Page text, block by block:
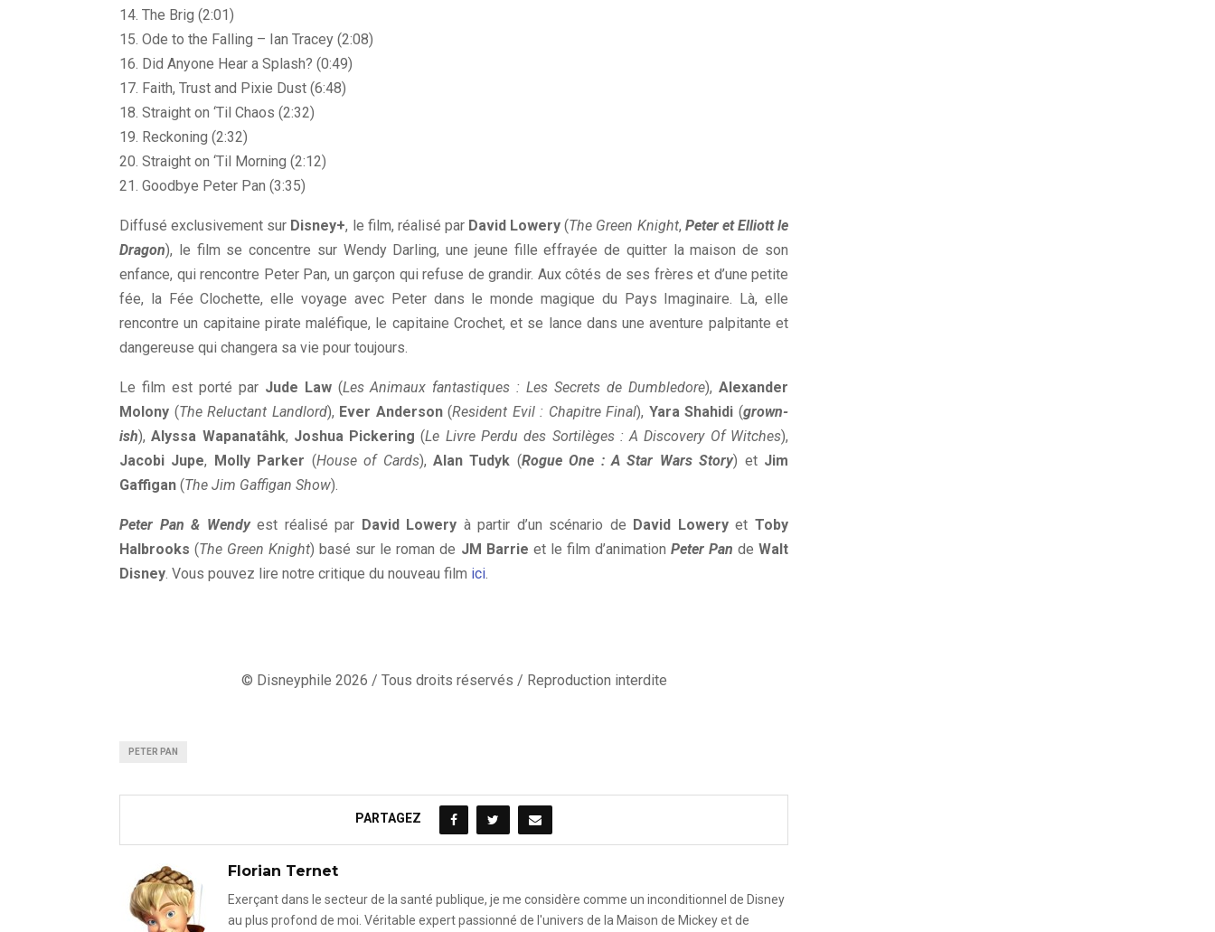
14. The Brig (2:01)
15. Ode to the Falling – Ian Tracey (2:08)
16. Did Anyone Hear a Splash? (0:49)
17. Faith, Trust and Pixie Dust (6:48)
18. Straight on ‘Til Chaos (2:32)
19. Reckoning (2:32)
20. Straight on ‘Til Morning (2:12)
21. Goodbye Peter Pan (3:35)
Diffusé exclusivement sur Disney+, le film, réalisé parDavid Lowery (The Green Knight, Peter et Elliott le
Dragon), le film se concentre sur Wendy Darling, une jeune fille effrayée de quitter la maison de son
enfance, qui rencontre Peter Pan, un garçon qui refuse de grandir. Aux côtés de ses frères et d’une petite
fée, la Fée Clochette, elle voyage avec Peter dans le monde magique du Pays Imaginaire. Là, elle
rencontre un capitaine pirate maléfique, le capitaine Crochet, et se lance dans une aventure palpitante et
dangereuse qui changera sa vie pour toujours.
Le film est porté par Jude Law(Les Animaux fantastiques : Les Secrets de Dumbledore),Alexander
Molony (The Reluctant Landlord), Ever Anderson(Resident Evil : Chapitre Final), Yara Shahidi (grown-
ish),Alyssa Wapanatâhk, Joshua Pickering (Le Livre Perdu des Sortilèges : A Discovery Of Witches),
Jacobi Jupe, Molly Parker (House of Cards), Alan Tudyk (Rogue One : A Star Wars Story) et Jim
Gaffigan (The Jim Gaffigan Show).
Peter Pan & Wendyest réalisé par David Lowery à partir d’un scénario de David Loweryet Toby
Halbrooks (The Green Knight) basé sur le roman de JM Barrie et le film d’animation Peter Pan deWalt
Disney . Vous pouvez lire notre critique du nouveau film ici
© Disneyphile 2026 / Tous droits réservés / Reproduction interdite
PETER PAN
PARTAGEZ
Florian Ternet
Exerçant dans le secteur de la santé publique, je me considère comme un inconditionnel de Disney
au plus profond de moi. Véritable expert passionné de l'univers de la Maison de Mickey et de